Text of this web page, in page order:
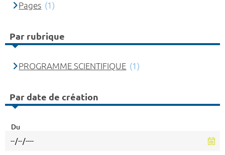
Pages (1)
Par rubrique
PROGRAMME SCIENTIFIQUE (1)
Par date de création
Du